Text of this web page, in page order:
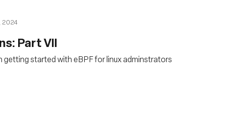
2024
Part VII
getting started with eBPF for linux adminstrators